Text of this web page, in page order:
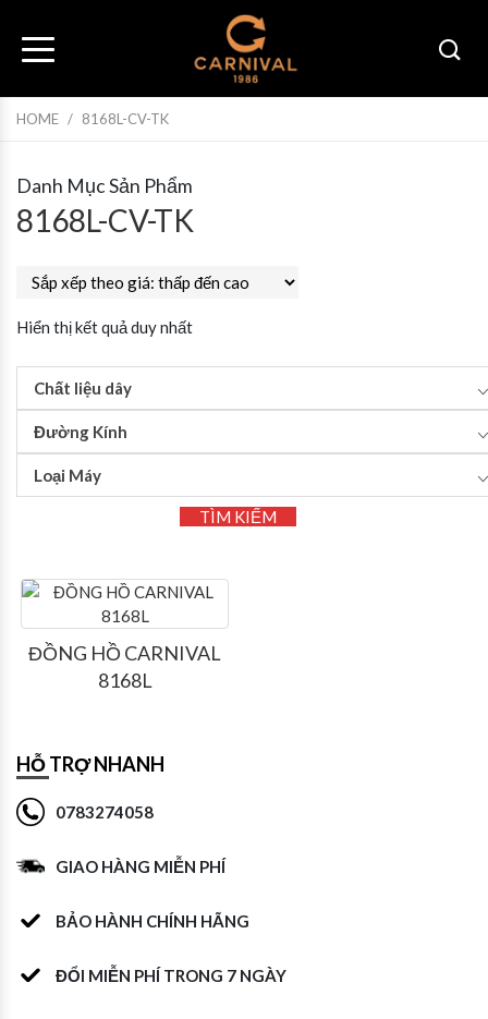
HOME / 8168L-CV-TK
Danh Mục Sản Phẩm
8168L-CV-TK
Hiển thị kết quả duy nhất
Chất liệu dây
Đường Kính
Loại Máy
TÌM KIẾM
ĐỒNG HỒ CARNIVAL
8168L
HỖ TRỢ NHANH
0783274058
GIAO HÀNG MIỄN PHÍ
BẢO HÀNH CHÍNH HÃNG
ĐỔI MIỄN PHÍ TRONG 7 NGÀY